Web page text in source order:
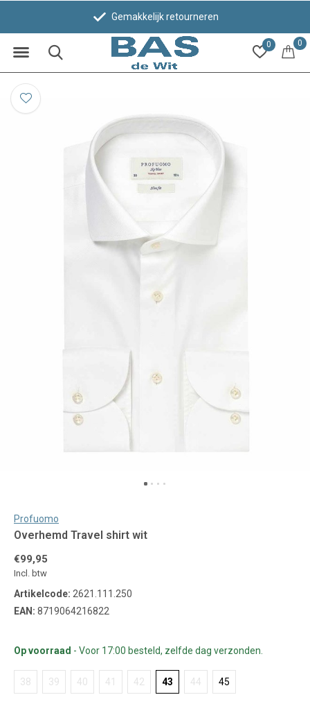
0 0
Gemakkelijk retourneren
Profuomo
Overhemd Travel shirt wit
€99,95
Incl. btw
Artikelcode: 2621.111.250
EAN: 8719064216822
Op voorraad - Voor 17:00 besteld, zelfde dag verzonden.
38 39 40 41 42 43 44 45